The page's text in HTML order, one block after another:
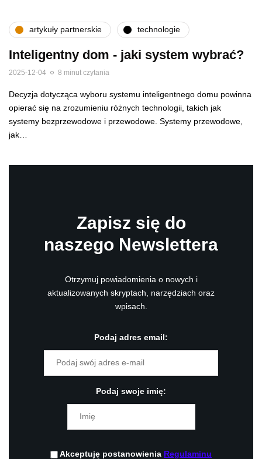
artykuły partnerskie technologie
Inteligentny dom - jaki system wybrać?
2025-12-04 8 minut czytania
Decyzja dotycząca wyboru systemu inteligentnego domu powinna
opierać się na zrozumieniu różnych technologii, takich jak
systemy bezprzewodowe i przewodowe. Systemy przewodowe,
jak…
Zapisz się do
naszego Newslettera
Otrzymuj powiadomienia o nowych i
aktualizowanych skryptach, narzędziach oraz
wpisach.
Podaj adres email:
Podaj swoje imię:
Akceptuję postanowienia Regulaminu